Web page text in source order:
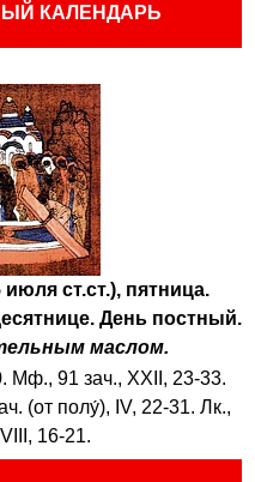
КАЛЕНДАРЬ
июля ст.ст.), пятница.
День постный.
маслом.
Мф., 91 зач., XXII, 23-33.
(от полу́), IV, 22-31. Лк.,
16-21.